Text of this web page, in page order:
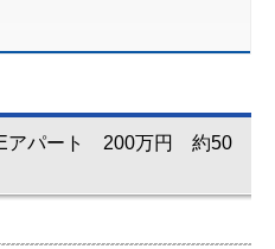
Eアパート 200万円 約50